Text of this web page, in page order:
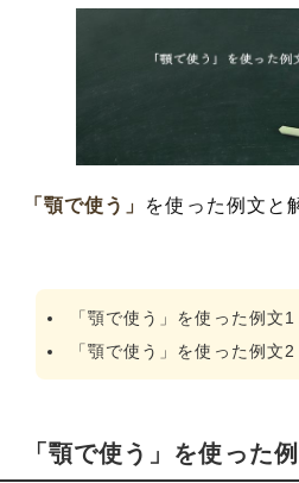
「顎で使う」 を使った例文と
「顎で使う」を使った例文1
「顎で使う」を使った例文2
「顎で使う」を使った